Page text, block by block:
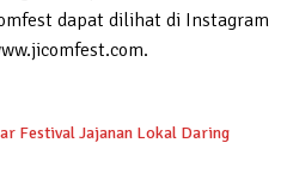
dapat dilihat di Instagram
Festival Jajanan Lokal Daring